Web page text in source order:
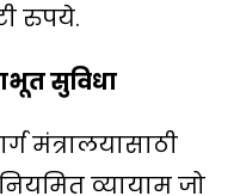
रुपये.
सुविधा
मंत्रालयासाठी
व्यायाम जो